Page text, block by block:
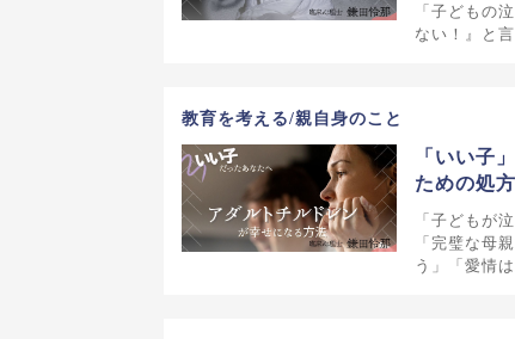
「子どもの
ない！』と
教育を考える/親自身のこと
「いい子
ための処
「子どもが
「完璧な母
う」「愛情